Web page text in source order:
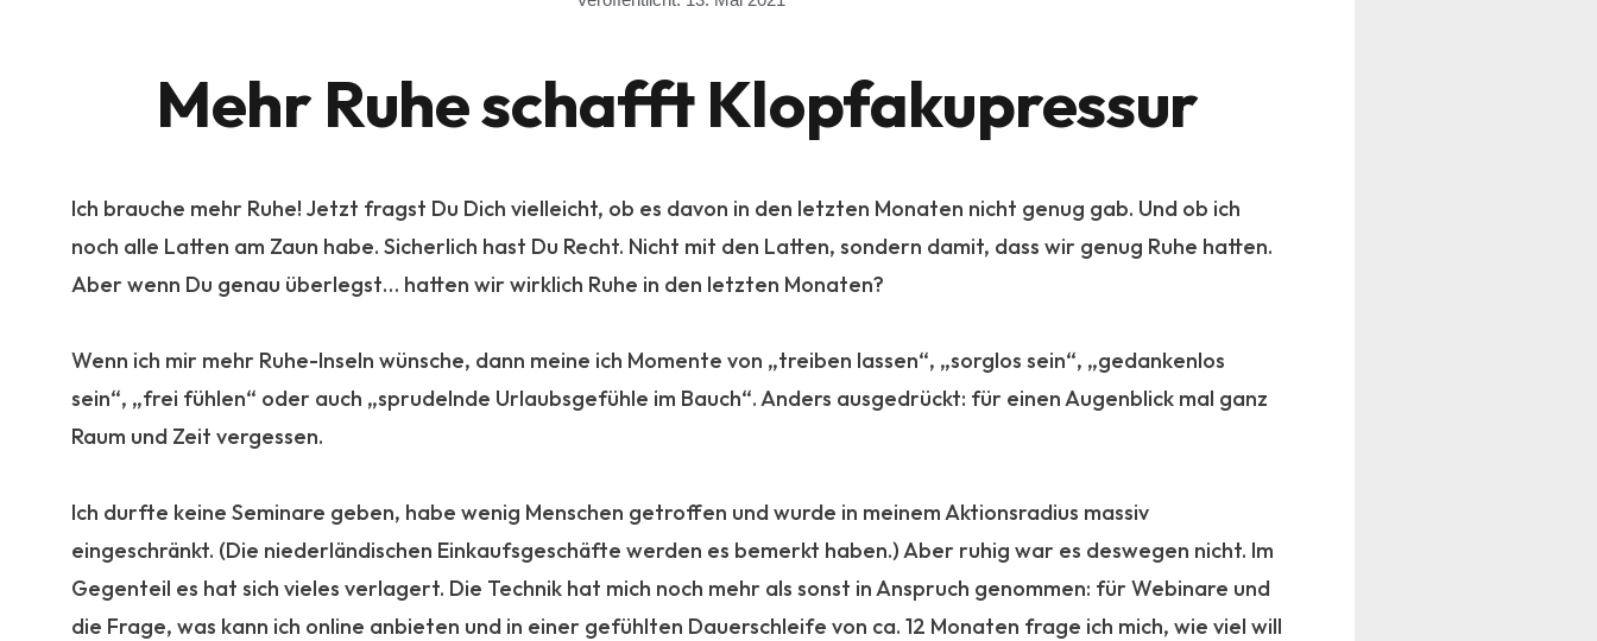
Mehr Ruhe schafft Klopfakupressur
Ich brauche mehr Ruhe! Jetzt fragst Du Dich vielleicht, ob es davon in den letzten Monaten nicht genug gab. Und ob ich
noch alle Latten am Zaun habe. Sicherlich hast Du Recht. Nicht mit den Latten, sondern damit, dass wir genug Ruhe hatten.
Aber wenn Du genau überlegst… hatten wir wirklich Ruhe in den letzten Monaten?
Wenn ich mir mehr Ruhe-Inseln wünsche, dann meine ich Momente von „treiben lassen“, „sorglos sein“, „gedankenlos
sein“, „frei fühlen“ oder auch „sprudelnde Urlaubsgefühle im Bauch“. Anders ausgedrückt: für einen Augenblick mal ganz
Raum und Zeit vergessen.
Ich durfte keine Seminare geben, habe wenig Menschen getroffen und wurde in meinem Aktionsradius massiv
eingeschränkt. (Die niederländischen Einkaufsgeschäfte werden es bemerkt haben.) Aber ruhig war es deswegen nicht. Im
Gegenteil es hat sich vieles verlagert. Die Technik hat mich noch mehr als sonst in Anspruch genommen: für Webinare und
die Frage, was kann ich online anbieten und in einer gefühlten Dauerschleife von ca. 12 Monaten frage ich mich, wie viel will